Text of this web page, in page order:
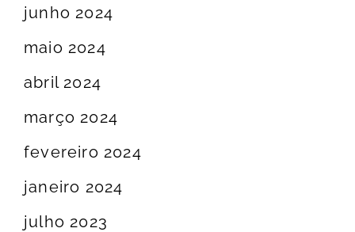
junho 2024
maio 2024
abril 2024
março 2024
fevereiro 2024
janeiro 2024
julho 2023